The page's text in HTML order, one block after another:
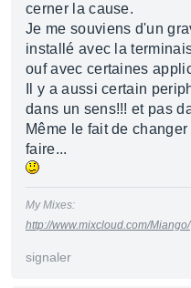
cerner la cause.
Je me souviens d'un
installé avec la
ouf avec certaines
Il y a aussi certain
dans un sens!!! et pas
Même le fait de
faire...
My Mixes:
http://www.mixcloud.com/Miango/
signaler